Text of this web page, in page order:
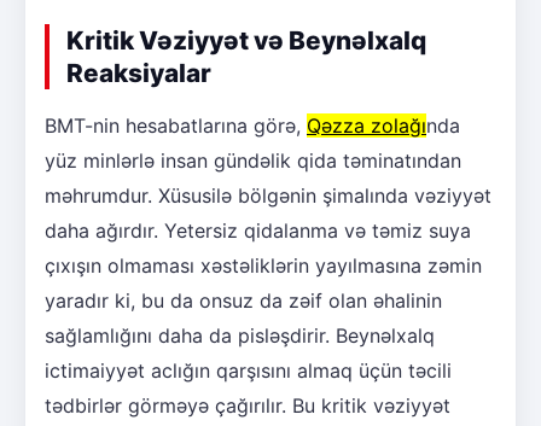
Kritik Vəziyyət və Beynəlxalq
Reaksiyalar
BMT-nin hesabatlarına görə, Qəzza zolağında
yüz minlərlə insan gündəlik qida təminatından
məhrumdur. Xüsusilə bölgənin şimalında vəziyyət
daha ağırdır. Yetersiz qidalanma və təmiz suya
çıxışın olmaması xəstəliklərin yayılmasına zəmin
yaradır ki, bu da onsuz da zəif olan əhalinin
sağlamlığını daha da pisləşdirir. Beynəlxalq
ictimaiyyət aclığın qarşısını almaq üçün təcili
tədbirlər görməyə çağırılır. Bu kritik vəziyyət